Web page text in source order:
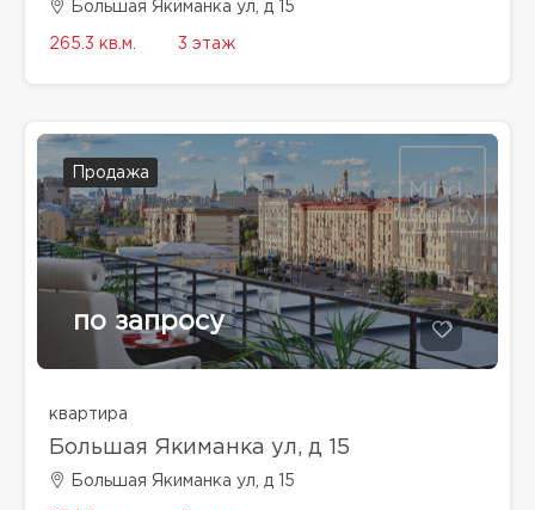
Большая Якиманка ул, д 15
265.3 кв.м. 3 этаж
Продажа
по запросу
квартира
Большая Якиманка ул, д 15
Большая Якиманка ул, д 15